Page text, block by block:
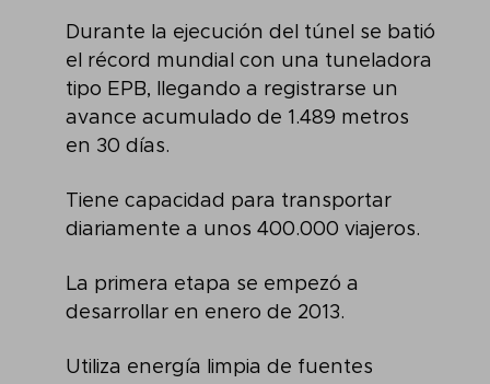
Durante la ejecución del túnel se batió
el récord mundial con una tuneladora
tipo EPB, llegando a registrarse un
avance acumulado de 1.489 metros
en 30 días.
Tiene capacidad para transportar
diariamente a unos 400.000 viajeros.
La primera etapa se empezó a
desarrollar en enero de 2013.
Utiliza energía limpia de fuentes